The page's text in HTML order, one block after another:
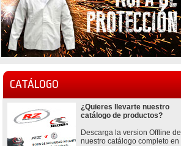
CATÁLOGO
¿Quieres llevarte nuestro
catálogo de productos?
Descarga la version Offline de
nuestro catálogo completo en